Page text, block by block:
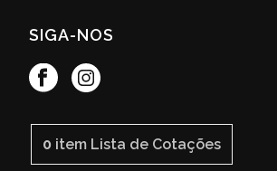
SIGA-NOS
0 item Lista de Cotações